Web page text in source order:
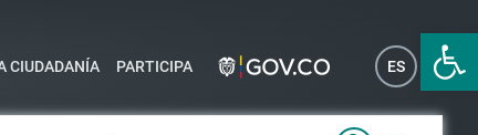
Abrir
CIUDADANÍA PARTICIPA ES EN